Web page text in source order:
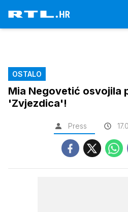
OSTALO
Mia Negovetić osvojila
'Zvjezdica'!
Press